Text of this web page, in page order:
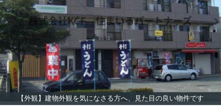
【外観】建物外観を気になさる方へ、見た目の良い物件です